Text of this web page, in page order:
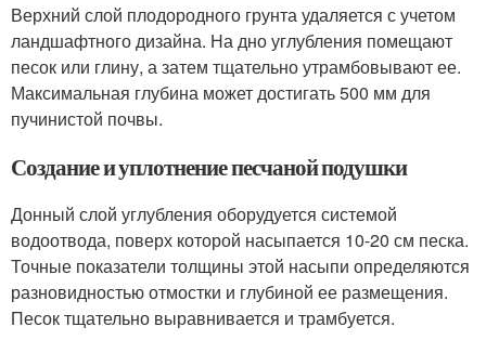
Верхний слой плодородного грунта удаляется с учетом
ландшафтного дизайна. На дно углубления помещают
песок или глину, а затем тщательно утрамбовывают ее.
Максимальная глубина может достигать 500 мм для
пучинистой почвы.
Создание и уплотнение песчаной подушки
Донный слой углубления оборудуется системой
водоотвода, поверх которой насыпается 10-20 см песка.
Точные показатели толщины этой насыпи определяются
разновидностью отмостки и глубиной ее размещения.
Песок тщательно выравнивается и трамбуется.